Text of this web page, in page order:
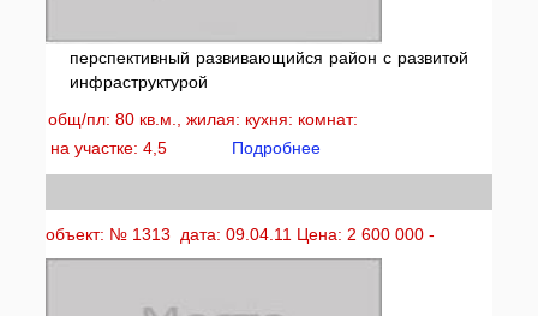
перспективный развивающийся район с развитой
инфраструктурой
общ/пл: 80 кв.м., жилая: кухня: комнат:
на участке: 4,5
Подробнее
объект: № 1313 дата: 09.04.11 Цена: 2 600 000 -